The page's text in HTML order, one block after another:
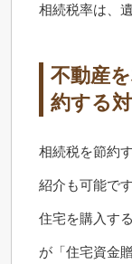
相続税率は、
不動産
約する
相続税を節約
紹介も可能です
住宅を購入す
が「住宅資金